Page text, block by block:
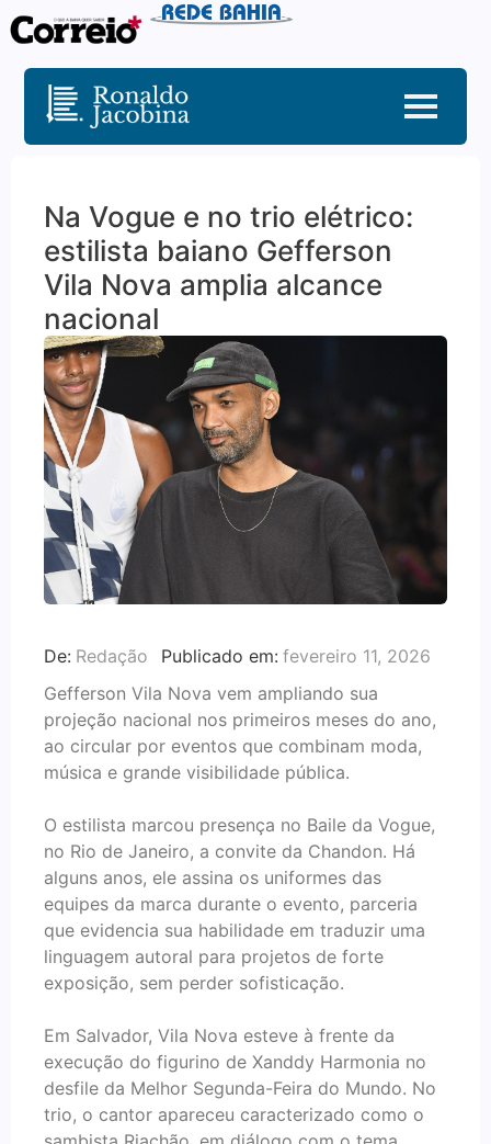
Na Vogue e no trio elétrico:
estilista baiano Gefferson
Vila Nova amplia alcance
nacional
De: Redação Publicado em: fevereiro 11, 2026
Gefferson Vila Nova vem ampliando sua
projeção nacional nos primeiros meses do ano,
ao circular por eventos que combinam moda,
música e grande visibilidade pública.
O estilista marcou presença no Baile da Vogue,
no Rio de Janeiro, a convite da Chandon. Há
alguns anos, ele assina os uniformes das
equipes da marca durante o evento, parceria
que evidencia sua habilidade em traduzir uma
linguagem autoral para projetos de forte
exposição, sem perder sofisticação.
Em Salvador, Vila Nova esteve à frente da
execução do figurino de Xanddy Harmonia no
desfile da Melhor Segunda-Feira do Mundo. No
trio, o cantor apareceu caracterizado como o